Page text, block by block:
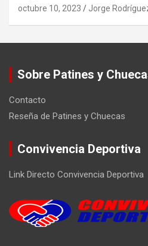
octubre 10, 2023 Jorge
Sobre Patines y
Contacto
Reseña de Patines y Chuecas
Convivencia Deportiva
Link Directo Convivencia Deportiva